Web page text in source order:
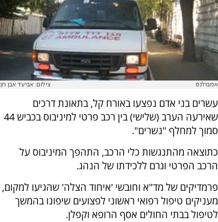
אמבולנס צילום: אביעד אבן חן
עשרים בני אדם נפצעו באורח קל, בתאונת דרכים
שאירעה הערב (שלישי) בין רכב פרטי למיניבוס בכביש 44
סמוך למחלף "נשרים".
כתוצאה מהתנגשות כלי הרכב, התהפך המיניבוס על
הרכב הפרטי וגרם ללכידתו של הנהג.
פרמדיקים של מד"א וחובשי 'איחוד הצלה' שהגיעו למקום,
מעניקים טיפול רפואי ראשוני לפצועים שיפונו בהמשך
לטיפול בבתי החולים אסף הרופא וקפלן.